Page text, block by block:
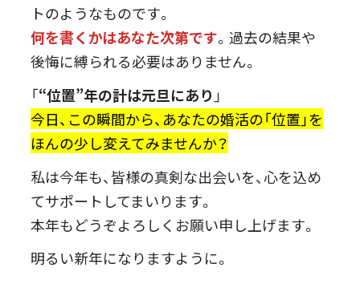
トのようなものです。
何を書くかはあなた次第です。過去の結果や
後悔に縛られる必要はありません。
「“位置”年の計は元旦にあり 」
今日、この瞬間から、あなたの婚活の「位置」を
ほんの少し変えてみませんか？
私は今年も、皆様の真剣な出会いを、心を込め
てサポートしてまいります。
本年もどうぞよろしくお願い申し上げます。
明るい新年になりますように。